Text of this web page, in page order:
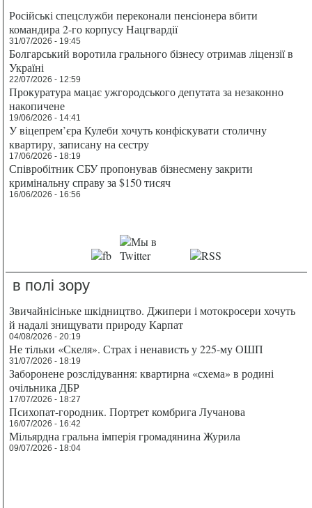
Російські спецслужби переконали пенсіонера вбити
командира 2-го корпусу Нацгвардії
31/07/2026 - 19:45
Болгарський воротила грального бізнесу отримав ліцензії в
Україні
22/07/2026 - 12:59
Прокуратура мацає ужгородського депутата за незаконно
накопичене
19/06/2026 - 14:41
У віцепрем’єра Кулеби хочуть конфіскувати столичну
квартиру, записану на сестру
17/06/2026 - 18:19
Співробітник СБУ пропонував бізнесмену закрити
кримінальну справу за $150 тисяч
16/06/2026 - 16:56
в полі зору
Звичайнісіньке шкідництво. Джипери і мотокросери хочуть
й надалі знищувати природу Карпат
04/08/2026 - 20:19
Не тільки «Скеля». Страх і ненависть у 225-му ОШП
31/07/2026 - 18:19
Заборонене розслідування: квартирна «схема» в родині
очільника ДБР
17/07/2026 - 18:27
Психопат-городник. Портрет комбрига Лучанова
16/07/2026 - 16:42
Мільярдна гральна імперія громадянина Журила
09/07/2026 - 18:04